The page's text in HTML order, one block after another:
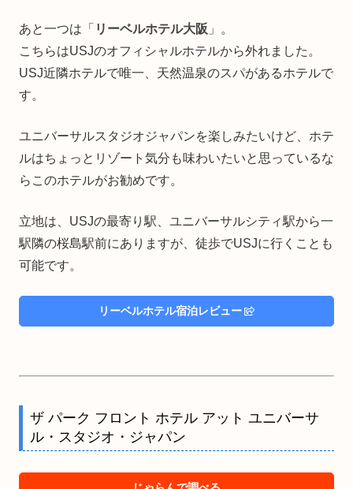
あと一つは「 リーベルホテル大阪 」。
こちらはUSJのオフィシャルホテルから外れました。
USJ近隣ホテルで唯一、天然温泉のスパがあるホテルで
す。
ユニバーサルスタジオジャパンを楽しみたいけど、ホテ
ルはちょっとリゾート気分も味わいたいと思っているな
らこのホテルがお勧めです。
立地は、USJの最寄り駅、ユニバーサルシティ駅から一
駅隣の桜島駅前にありますが、徒歩でUSJに行くことも
可能です。
リーベルホテル宿泊レビュー
ザ パーク フロント ホテル アット ユニバーサ
ル・スタジオ・ジャパン